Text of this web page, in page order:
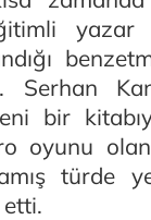
yazar
bir
oyunu
türde
etti.